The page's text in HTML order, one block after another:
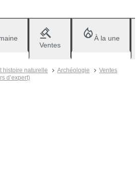
Ventes
À la une
histoire naturelle Archéologie
Ventes
d’expert)